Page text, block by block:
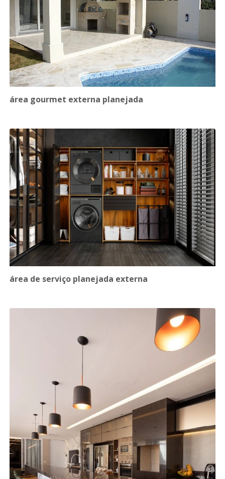
área gourmet externa planejada
área de serviço planejada externa